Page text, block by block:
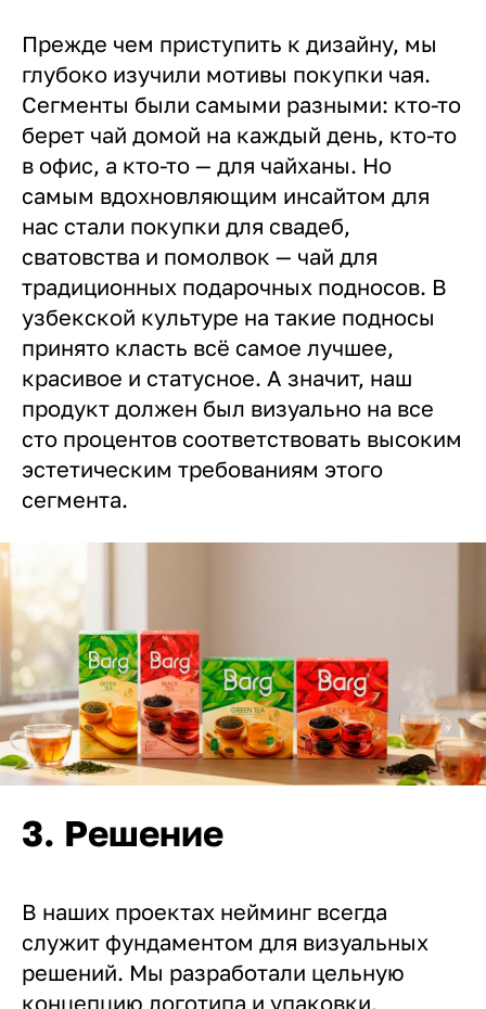
Прежде чем приступить к дизайну, мы
глубоко изучили мотивы покупки чая.
Сегменты были самыми разными: кто-то
берет чай домой на каждый день, кто-то
в офис, а кто-то — для чайханы. Но
самым вдохновляющим инсайтом для
нас стали покупки для свадеб,
сватовства и помолвок — чай для
традиционных подарочных подносов. В
узбекской культуре на такие подносы
принято класть всё самое лучшее,
красивое и статусное. А значит, наш
продукт должен был визуально на все
сто процентов соответствовать высоким
эстетическим требованиям этого
сегмента.
3. Решение
В наших проектах нейминг всегда
служит фундаментом для визуальных
решений. Мы разработали цельную
концепцию логотипа и упаковки,